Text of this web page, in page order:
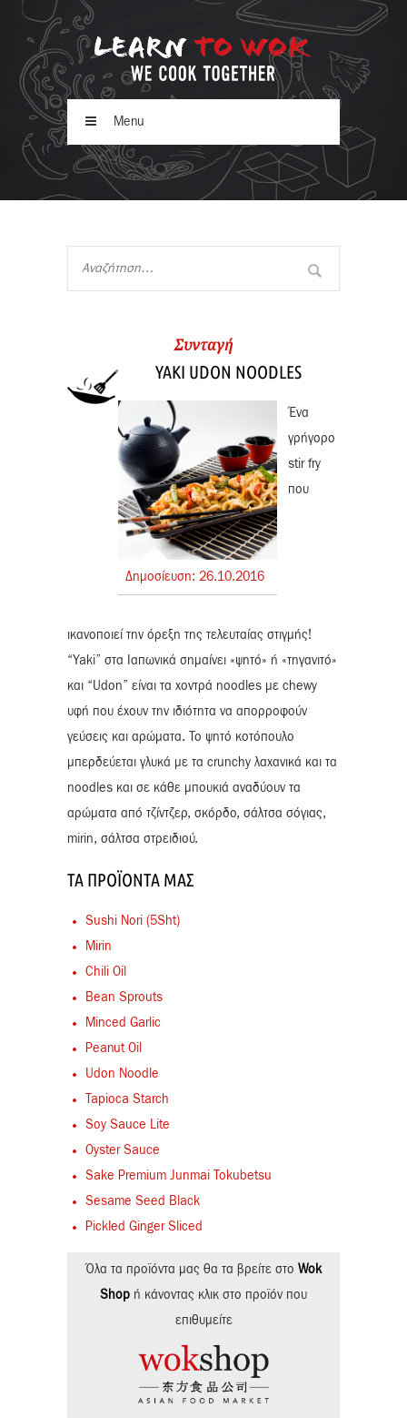
Menu
Συνταγή
YAKI UDON NOODLES
Δημοσίευση: 26.10.2016
Ένα
γρήγορο
stir fry
που
ικανοποιεί την όρεξη της τελευταίας στιγμής!
“Yaki” στα Ιαπωνικά σημαίνει «ψητό» ή «τηγανιτό»
και “Udon” είναι τα χοντρά noodles με chewy
υφή που έχουν την ιδιότητα να απορροφούν
γεύσεις και αρώματα. Το ψητό κοτόπουλο
μπερδεύεται γλυκά με τα crunchy λαχανικά και τα
noodles και σε κάθε μπουκιά αναδύουν τα
αρώματα από τζίντζερ, σκόρδο, σάλτσα σόγιας,
mirin, σάλτσα στρειδιού.
ΤΑ ΠΡΟΪΌΝΤΑ ΜΑΣ
Sushi Nori (5Sht)
Mirin
Chili Oil
Bean Sprouts
Minced Garlic
Peanut Oil
Udon Noodle
Tapioca Starch
Soy Sauce Lite
Oyster Sauce
Sake Premium Junmai Tokubetsu
Sesame Seed Black
Pickled Ginger Sliced
Όλα τα προϊόντα μας θα τα βρείτε στο Wok
Shop ή κάνοντας κλικ στο προϊόν που
επιθυμείτε